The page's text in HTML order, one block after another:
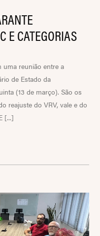
E CATEGORIAS
uma reunião entre a
de Estado da
(13 de março). São os
reajuste do VRV, vale e do
[...]